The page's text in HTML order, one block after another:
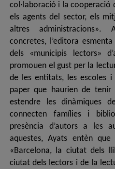
col·laboració i la cooperació
els agents del sector, els
altres
concretes, l’editora
dels «municipis lectors»
promouen el gust per la
de les entitats, les escoles
paper que haurien de tenir
estendre les dinàmiques
connecten famílies i
presència d’autors a les
aquestes, Ayats entèn
«Barcelona, la ciutat dels
ciutat dels lectors i de la